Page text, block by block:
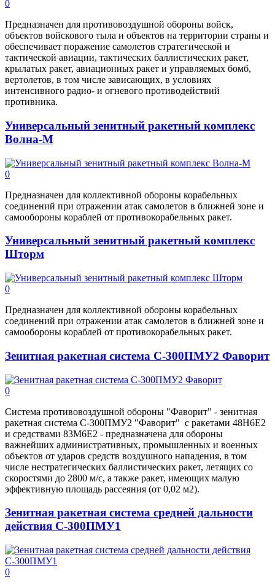
0
Предназначен для противовоздушной обороны войск,
объектов войскового тыла и объектов на территории страны и
обеспечивает поражение самолетов стратегической и
тактической авиации, тактических баллистических ракет,
крылатых ракет, авиационных ракет и управляемых бомб,
вертолетов, в том числе зависающих, в условиях
интенсивного радио- и огневого противодействий
противника.
Универсальный зенитный ракетный комплекс
Волна-М
0
Предназначен для коллективной обороны корабельных
соединений при отражении атак самолетов в ближней зоне и
самообороны кораблей от противокорабельных ракет.
Универсальный зенитный ракетный комплекс
Шторм
0
Предназначен для коллективной обороны корабельных
соединений при отражении атак самолетов в ближней зоне и
самообороны кораблей от противокорабельных ракет.
Зенитная ракетная система С-300ПМУ2 Фаворит
0
Система противовоздушной обороны "Фаворит" - зенитная
ракетная система С-300ПМУ2 "Фаворит" с ракетами 48Н6Е2
и средствами 83М6Е2 - предназначена для обороны
важнейших административных, промышленных и военных
объектов от ударов средств воздушного нападения, в том
числе нестратегических баллистических ракет, летящих со
скоростями до 2800 м/с, а также ракет, имеющих малую
эффективную площадь рассеяния (от 0,02 м2).
Зенитная ракетная система средней дальности
действия С-300ПМУ1
0